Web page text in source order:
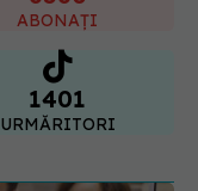
ABONAȚI
1401
URMĂRITORI